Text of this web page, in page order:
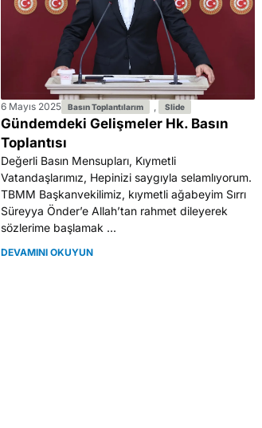
6 Mayıs 2025 Basın Toplantılarım , Slide
Gündemdeki Gelişmeler Hk. Basın
Toplantısı
Değerli Basın Mensupları, Kıymetli
Vatandaşlarımız, Hepinizi saygıyla selamlıyorum.
TBMM Başkanvekilimiz, kıymetli ağabeyim Sırrı
Süreyya Önder’e Allah’tan rahmet dileyerek
sözlerime başlamak ...
DEVAMINI OKUYUN